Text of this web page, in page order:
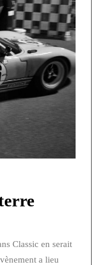
Classic en serait
a lieu